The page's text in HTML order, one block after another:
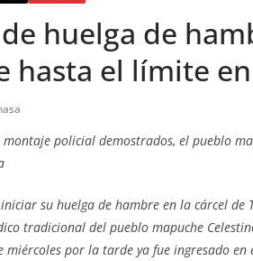
huelga de
hasta el límite
montaje policial demostrados, el pueblo
su huelga de hambre en la cárcel
tradicional del pueblo mapuche
miércoles por la tarde ya fue ingresado